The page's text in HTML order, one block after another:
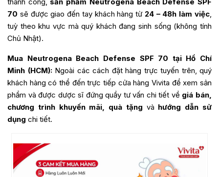
70 sẽ được giao đến tay khách hàng từ 24 – 48h làm việc
tuỳ theo khu vực mà quý khách đang sinh sống (không tính
Chủ Nhật).
Mua Neutrogena Beach Defense SPF 70 tại Hồ Chí
Minh (HCM):Ngoài các cách đặt hàng trực tuyến trên, quý
khách hàng có thể đến trực tiếp cửa hàng Vivita để xem sản
phẩm và được dược sĩ đứng quầy tư vấn chi tiết về giá bán,
chương trình khuyến mãi, quà tặng và hướng dẫn sử
dụng chi tiết.